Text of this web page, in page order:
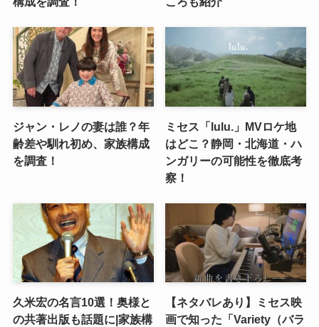
ジャン・レノの妻は誰？年
齢差や馴れ初め、家族構成
を調査！
ミセス「lulu.」MVロケ地
はどこ？静岡・北海道・ハ
ンガリーの可能性を徹底考
察！
久米宏の名言10選！奥様と
の共著出版も話題に|家族構
【ネタバレあり】ミセス映
画で知った「Variety（バラ